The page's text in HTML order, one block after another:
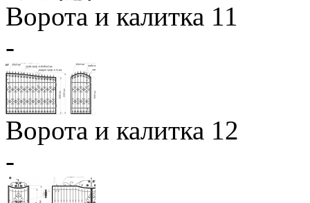
Ворота и калитка 11
-
Ворота и калитка 12
-